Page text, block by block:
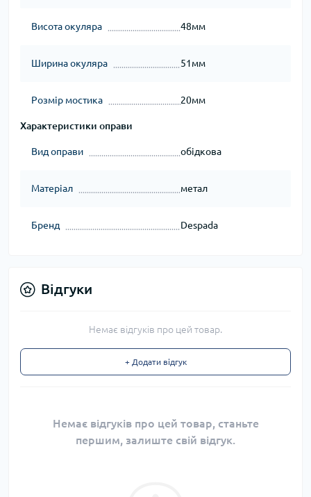
Висота окуляра 48мм
Ширина окуляра 51мм
Розмір мостика 20мм
Характеристики оправи
Вид оправи обідкова
Матеріал метал
Бренд Despada
Відгуки
Немає відгуків про цей товар.
+ Додати відгук
Немає відгуків про цей товар, станьте
першим, залиште свій відгук.